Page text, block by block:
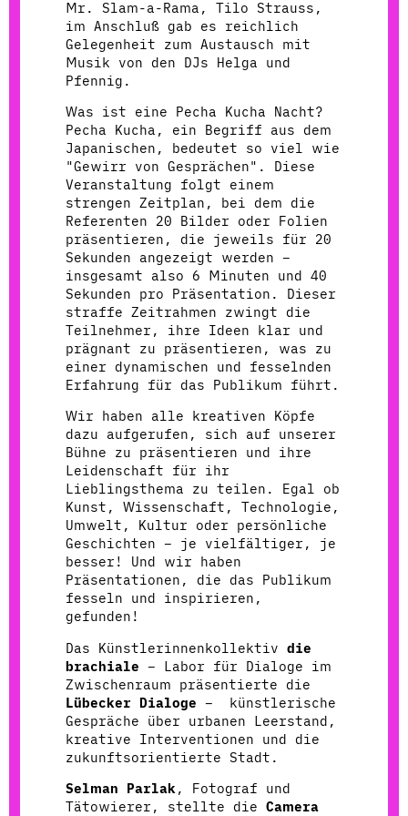
Mr. Slam-a-Rama, Tilo Strauss,
im Anschluß gab es reichlich
Gelegenheit zum Austausch mit
Musik von den DJs Helga und
Pfennig.
Was ist eine Pecha Kucha Nacht?
Pecha Kucha, ein Begriff aus dem
Japanischen, bedeutet so viel wie
"Gewirr von Gesprächen". Diese
Veranstaltung folgt einem
strengen Zeitplan, bei dem die
Referenten 20 Bilder oder Folien
präsentieren, die jeweils für 20
Sekunden angezeigt werden –
insgesamt also 6 Minuten und 40
Sekunden pro Präsentation. Dieser
straffe Zeitrahmen zwingt die
Teilnehmer, ihre Ideen klar und
prägnant zu präsentieren, was zu
einer dynamischen und fesselnden
Erfahrung für das Publikum führt.
Wir haben alle kreativen Köpfe
dazu aufgerufen, sich auf unserer
Bühne zu präsentieren und ihre
Leidenschaft für ihr
Lieblingsthema zu teilen. Egal ob
Kunst, Wissenschaft, Technologie,
Umwelt, Kultur oder persönliche
Geschichten – je vielfältiger, je
besser! Und wir haben
Präsentationen, die das Publikum
fesseln und inspirieren,
gefunden!
Das Künstlerinnenkollektiv die
brachiale – Labor für Dialoge im
Zwischenraum präsentierte die
Lübecker Dialoge – künstlerische
Gespräche über urbanen Leerstand,
kreative Interventionen und die
zukunftsorientierte Stadt.
Selman Parlak, Fotograf und
Tätowierer, stellte die Camera